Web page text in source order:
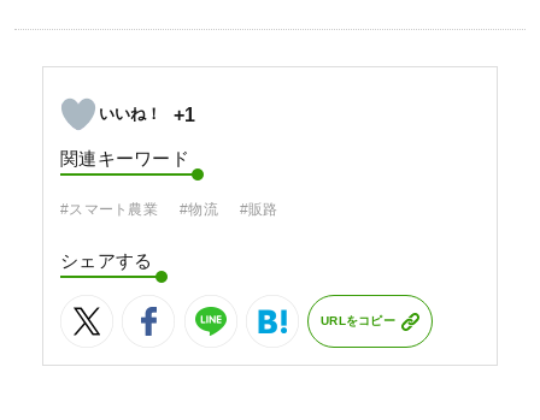
+1
関連キーワード
#スマート農業 #物流 #販路
シェアする
URLをコピー